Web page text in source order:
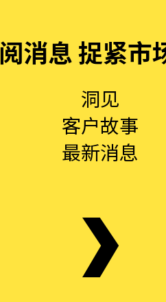
消息 捉紧市
洞见
客户故事
最新消息